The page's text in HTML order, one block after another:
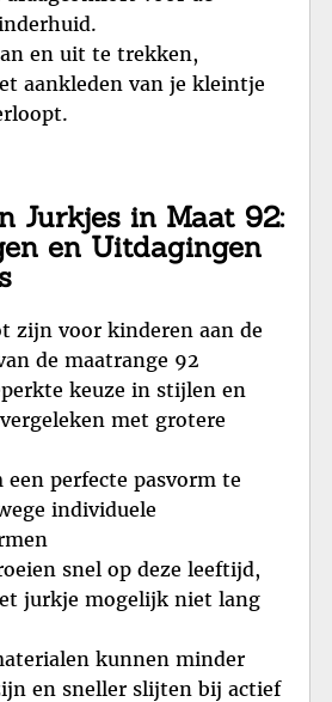
en uit te trekken,
aankleden van je kleintje
Jurkjes in Maat 92:
en Uitdagingen
zijn voor kinderen aan de
de maatrange 92
keuze in stijlen en
met grotere
een perfecte pasvorm te
individuele
snel op deze leeftijd,
jurkje mogelijk niet lang
kunnen minder
en sneller slijten bij actief